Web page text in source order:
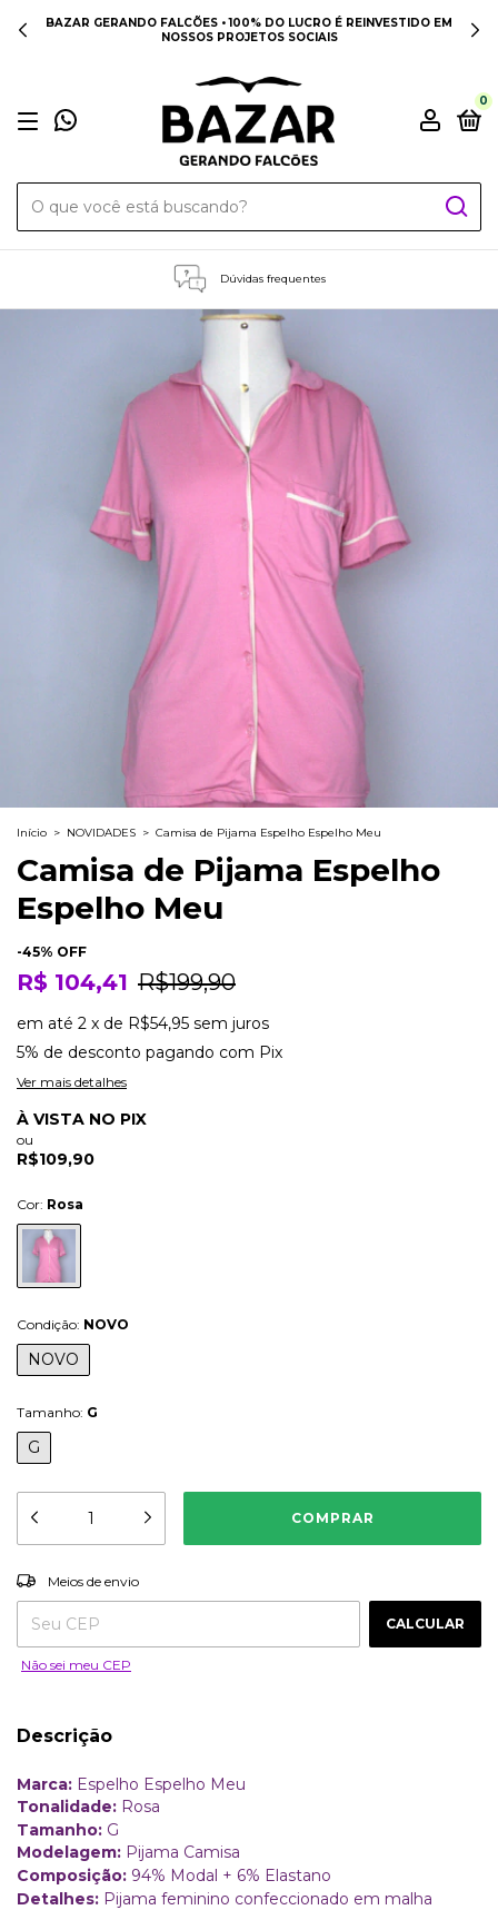
BAZAR GERANDO FALCÕES • 100% DO LUCRO É REINVESTIDO EM
NOSSOS PROJETOS SOCIAIS
0
Dúvidas frequentes
Início > NOVIDADES > Camisa de Pijama Espelho Espelho Meu
Camisa de Pijama Espelho
Espelho Meu
-45% OFF
R$ 104,41 R$199,90
em até 2 x de R$54,95 sem juros
5% de desconto pagando com Pix
Ver mais detalhes
À VISTA NO PIX
ou
R$109,90
Cor: Rosa
Condição: NOVO
NOVO
Tamanho: G
G
Entregas para o CEP:
Meios de envio
CALCULAR
Não sei meu CEP
Descrição
Marca: Espelho Espelho Meu
Tonalidade: Rosa
Tamanho: G
Modelagem: Pijama Camisa
Composição: 94% Modal + 6% Elastano
Detalhes: Pijama feminino confeccionado em malha